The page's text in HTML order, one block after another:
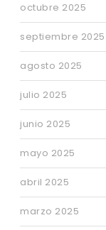
octubre 2025
septiembre 2025
agosto 2025
julio 2025
junio 2025
mayo 2025
abril 2025
marzo 2025